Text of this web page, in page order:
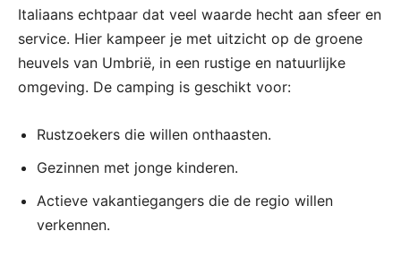
Italiaans echtpaar dat veel waarde hecht aan sfeer en
service. Hier kampeer je met uitzicht op de groene
heuvels van Umbrië, in een rustige en natuurlijke
omgeving. De camping is geschikt voor:
Rustzoekers die willen onthaasten.
Gezinnen met jonge kinderen.
Actieve vakantiegangers die de regio willen
verkennen.